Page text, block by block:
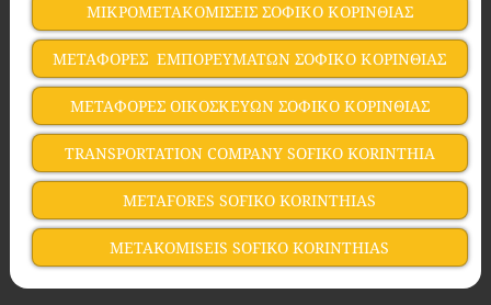
ΜΙΚΡΟΜΕΤΑΚΟΜΙΣΕΙΣ ΣΟΦΙΚΟ ΚΟΡΙΝΘΙΑΣ
ΜΕΤΑΦΟΡΕΣ ΕΜΠΟΡΕΥΜΑΤΩΝ ΣΟΦΙΚΟ ΚΟΡΙΝΘΙΑΣ
ΜΕΤΑΦΟΡΕΣ ΟΙΚΟΣΚΕΥΩΝ ΣΟΦΙΚΟ ΚΟΡΙΝΘΙΑΣ
TRANSPORTATION COMPANY SOFIKO KORINTHIA
METAFORES SOFIKO KORINTHIAS
METAKOMISEIS SOFIKO KORINTHIAS